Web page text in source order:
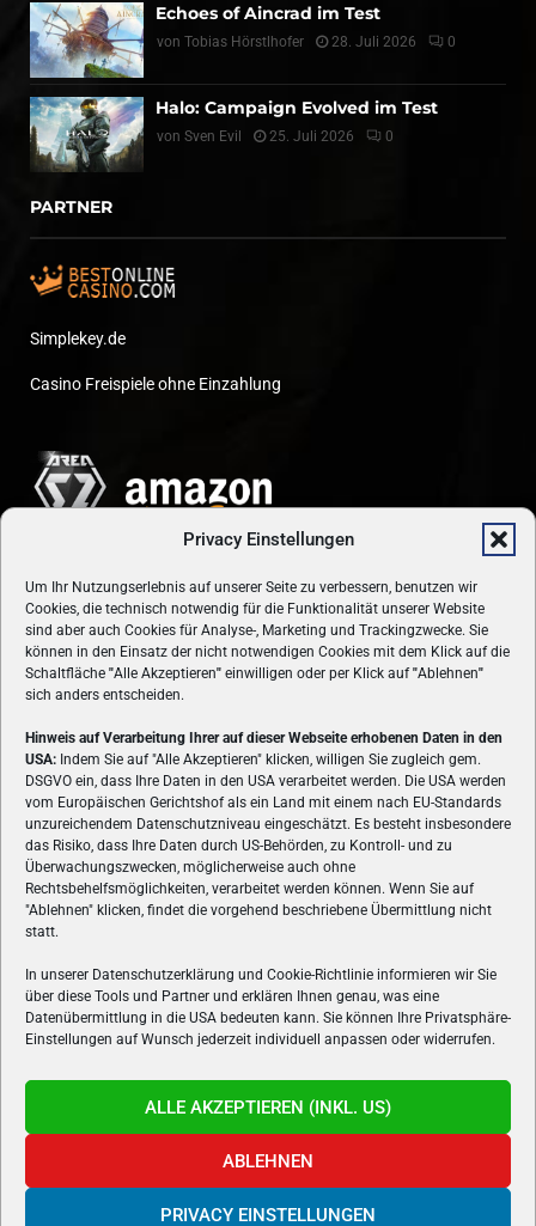
Privacy Einstellungen
Um Ihr Nutzungserlebnis auf unserer Seite zu verbessern, benutzen wir
Cookies, die technisch notwendig für die Funktionalität unserer Website
sind aber auch Cookies für Analyse-, Marketing und Trackingzwecke. Sie
können in den Einsatz der nicht notwendigen Cookies mit dem Klick auf die
Schaltfläche "Alle Akzeptieren" einwilligen oder per Klick auf"Ablehnen"
sich anders entscheiden.
Hinweis auf Verarbeitung Ihrer auf dieser Webseite erhobenen Daten in den
USA: Indem Sie auf "Alle Akzeptieren" klicken, willigen Sie zugleich gem.
DSGVO ein, dass Ihre Daten in den USA verarbeitet werden. Die USA werden
vom Europäischen Gerichtshof als ein Land mit einem nach EU-Standards
unzureichendem Datenschutzniveau eingeschätzt. Es besteht insbesondere
das Risiko, dass Ihre Daten durch US-Behörden, zu Kontroll- und zu
Überwachungszwecken, möglicherweise auch ohne
Rechtsbehelfsmöglichkeiten, verarbeitet werden können. Wenn Sie auf
"Ablehnen" klicken, findet die vorgehend beschriebene Übermittlung nicht
statt.
In unserer Datenschutzerklärung und Cookie-Richtlinie informieren wir Sie
über diese Tools und Partner und erklären Ihnen genau, was eine
Datenübermittlung in die USA bedeuten kann. Sie können Ihre Privatsphäre-
Einstellungen auf Wunsch jederzeit individuell anpassen oder widerrufen.
ALLE AKZEPTIEREN (INKL. US)
ABLEHNEN
PRIVACY EINSTELLUNGEN
Echoes of Aincrad im Test
von Tobias Hörstlhofer 28. Juli 2026 0
Halo: Campaign Evolved im Test
von Sven Evil 25. Juli 2026 0
PARTNER
Simplekey.de
Casino Freispiele ohne Einzahlung
ÜBER UNS
VON GAMERN, FÜR GAMER! Gamers.at ist das älteste Online-
Spielemagazin Österreichs und bringt täglich aktuelle News,
Reviews und Videos zu PC- und Konsolenspielen, Gaming-
Hardware und aus der Welt des e-Sport's.
FOLGE UNS